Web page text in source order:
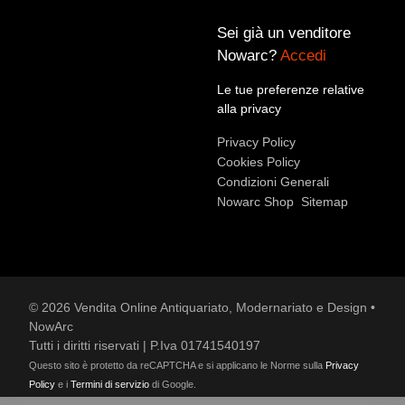
Voglio rimanere aggiornato sulle ultime novità.
Sei già un venditore
Nowarc? Accedi
Le tue preferenze relative
alla privacy
Privacy Policy
Cookies Policy
Condizioni Generali
Nowarc Shop Sitemap
© 2026 Vendita Online Antiquariato, Modernariato e Design •
NowArc
Tutti i diritti riservati | P.Iva 01741540197
Questo sito è protetto da reCAPTCHA e si applicano le Norme sulla Privacy
Policy e i Termini di servizio di Google.